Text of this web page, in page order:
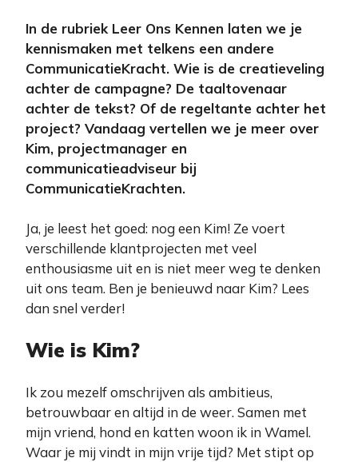
In de rubriek Leer Ons Kennen laten we je
kennismaken met telkens een andere
CommunicatieKracht. Wie is de creatieveling
achter de campagne? De taaltovenaar
achter de tekst? Of de regeltante achter het
project? Vandaag vertellen we je meer over
Kim, projectmanager en
communicatieadviseur bij
CommunicatieKrachten.
Ja, je leest het goed: nog een Kim! Ze voert
verschillende klantprojecten met veel
enthousiasme uit en is niet meer weg te denken
uit ons team. Ben je benieuwd naar Kim? Lees
dan snel verder!
Wie is Kim?
Ik zou mezelf omschrijven als ambitieus,
betrouwbaar en altijd in de weer. Samen met
mijn vriend, hond en katten woon ik in Wamel.
Waar je mij vindt in mijn vrije tijd? Met stipt op